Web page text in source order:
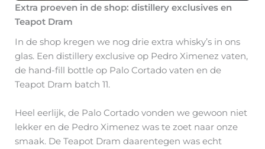
Extra proeven in de shop: distillery exclusives en
Teapot Dram
In de shop kregen we nog drie extra whisky’s in ons
glas. Een distillery exclusive op Pedro Ximenez vaten,
de hand-fill bottle op Palo Cortado vaten en de
Teapot Dram batch 11.
Heel eerlijk, de Palo Cortado vonden we gewoon niet
lekker en de Pedro Ximenez was te zoet naar onze
smaak. De Teapot Dram daarentegen was echt